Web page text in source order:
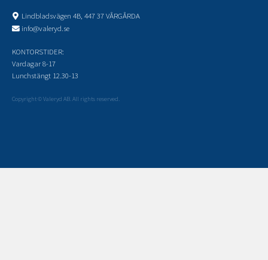
Lindbladsvägen 4B, 447 37 VÅRGÅRDA
info@valeryd.se
KONTORSTIDER:
Vardagar 8-17
Lunchstängt 12.30-13
Copyright © Valeryd AB. All rights reserved.